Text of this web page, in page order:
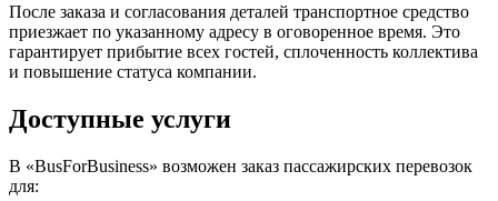
После заказа и согласования деталей транспортное средство
приезжает по указанному адресу в оговоренное время. Это
гарантирует прибытие всех гостей, сплоченность коллектива
и повышение статуса компании.
Доступные услуги
В «BusForBusiness» возможен заказ пассажирских перевозок
для: